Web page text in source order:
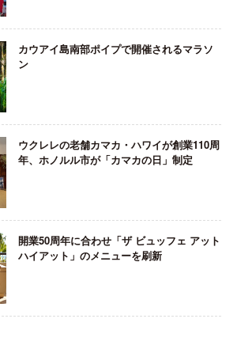
カウアイ島南部ポイプで開催されるマラソ
ン
ウクレレの老舗カマカ・ハワイが創業110周
年、ホノルル市が「カマカの日」制定
開業50周年に合わせ「ザ ビュッフェ アット
ハイアット」のメニューを刷新